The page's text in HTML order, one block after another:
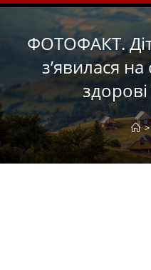
ФОТОФАКТ.
з’явилася на
>